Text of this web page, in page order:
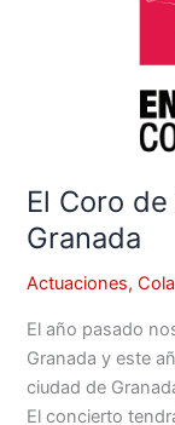
El Coro
Granada
Actuaciones,
El año pasado
Granada y este
ciudad de
El concierto